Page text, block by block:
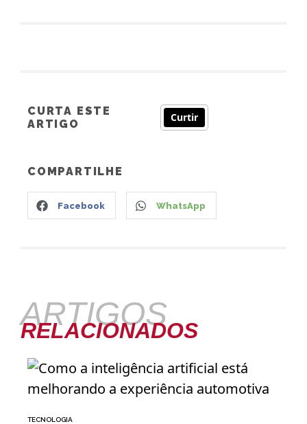
CURTA ESTE
ARTIGO
Curtir
COMPARTILHE
Facebook WhatsApp
ARTIGOS
RELACIONADOS
TECNOLOGIA